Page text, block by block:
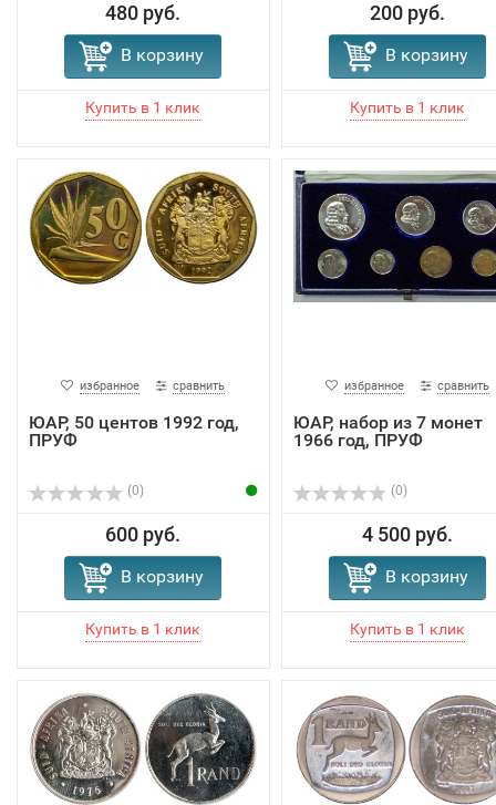
480 руб.
В корзину
200 руб.
В корзину
избранное сравнить
ЮАР, 50 центов 1992 год,
ПРУФ
(0)
600 руб.
В корзину
избранное сравнить
ЮАР, набор из 7 монет
1966 год, ПРУФ
(0)
4 500 руб.
В корзину